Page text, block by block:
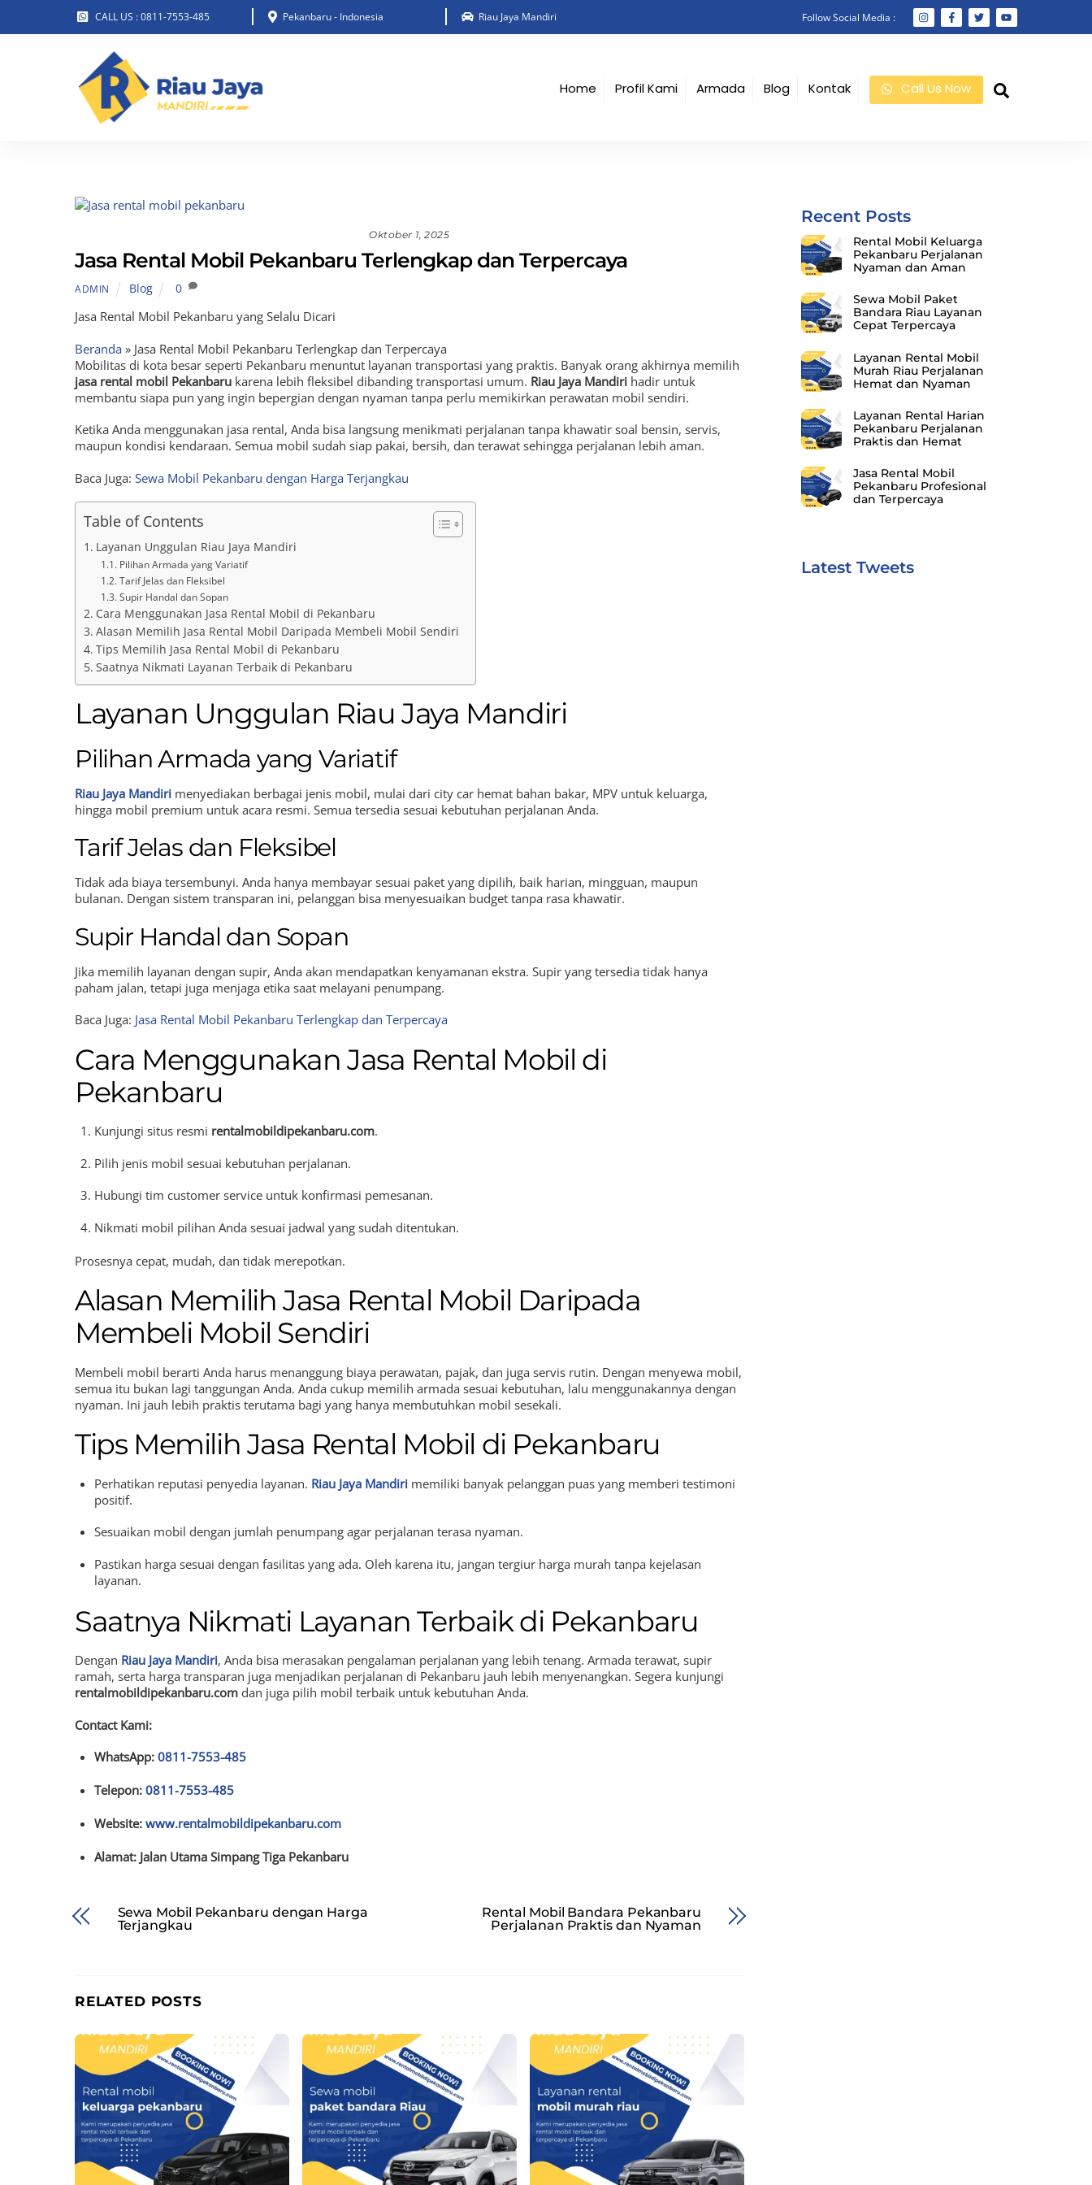
CALL US : 0811-7553-485 Pekanbaru - Indonesia Riau Jaya Mandiri Follow Social Media :
Home Profil Kami Armada Blog Kontak Call Us Now
Oktober 1, 2025
Jasa Rental Mobil Pekanbaru Terlengkap dan Terpercaya
ADMIN Blog 0
Jasa Rental Mobil Pekanbaru yang Selalu Dicari
Beranda » Jasa Rental Mobil Pekanbaru Terlengkap dan Terpercaya
Mobilitas di kota besar seperti Pekanbaru menuntut layanan transportasi yang praktis. Banyak orang akhirnya memilih
jasa rental mobil Pekanbaru karena lebih fleksibel dibanding transportasi umum. Riau Jaya Mandiri hadir untuk
membantu siapa pun yang ingin bepergian dengan nyaman tanpa perlu memikirkan perawatan mobil sendiri.
Ketika Anda menggunakan jasa rental, Anda bisa langsung menikmati perjalanan tanpa khawatir soal bensin, servis,
maupun kondisi kendaraan. Semua mobil sudah siap pakai, bersih, dan terawat sehingga perjalanan lebih aman.
Baca Juga: Sewa Mobil Pekanbaru dengan Harga Terjangkau
Table of Contents
Layanan Unggulan Riau Jaya Mandiri
Pilihan Armada yang Variatif
Tarif Jelas dan Fleksibel
Supir Handal dan Sopan
Cara Menggunakan Jasa Rental Mobil di Pekanbaru
Alasan Memilih Jasa Rental Mobil Daripada Membeli Mobil Sendiri
Tips Memilih Jasa Rental Mobil di Pekanbaru
Saatnya Nikmati Layanan Terbaik di Pekanbaru
Layanan Unggulan Riau Jaya Mandiri
Pilihan Armada yang Variatif
Riau Jaya Mandiri menyediakan berbagai jenis mobil, mulai dari city car hemat bahan bakar, MPV untuk keluarga,
hingga mobil premium untuk acara resmi. Semua tersedia sesuai kebutuhan perjalanan Anda.
Tarif Jelas dan Fleksibel
Tidak ada biaya tersembunyi. Anda hanya membayar sesuai paket yang dipilih, baik harian, mingguan, maupun
bulanan. Dengan sistem transparan ini, pelanggan bisa menyesuaikan budget tanpa rasa khawatir.
Supir Handal dan Sopan
Jika memilih layanan dengan supir, Anda akan mendapatkan kenyamanan ekstra. Supir yang tersedia tidak hanya
paham jalan, tetapi juga menjaga etika saat melayani penumpang.
Baca Juga: Jasa Rental Mobil Pekanbaru Terlengkap dan Terpercaya
Cara Menggunakan Jasa Rental Mobil di
Pekanbaru
Kunjungi situs resmi rentalmobildipekanbaru.com.
Pilih jenis mobil sesuai kebutuhan perjalanan.
Hubungi tim customer service untuk konfirmasi pemesanan.
Nikmati mobil pilihan Anda sesuai jadwal yang sudah ditentukan.
Prosesnya cepat, mudah, dan tidak merepotkan.
Alasan Memilih Jasa Rental Mobil Daripada
Membeli Mobil Sendiri
Membeli mobil berarti Anda harus menanggung biaya perawatan, pajak, dan juga servis rutin. Dengan menyewa mobil,
semua itu bukan lagi tanggungan Anda. Anda cukup memilih armada sesuai kebutuhan, lalu menggunakannya dengan
nyaman. Ini jauh lebih praktis terutama bagi yang hanya membutuhkan mobil sesekali.
Tips Memilih Jasa Rental Mobil di Pekanbaru
Perhatikan reputasi penyedia layanan. Riau Jaya Mandiri memiliki banyak pelanggan puas yang memberi testimoni
positif.
Sesuaikan mobil dengan jumlah penumpang agar perjalanan terasa nyaman.
Pastikan harga sesuai dengan fasilitas yang ada. Oleh karena itu, jangan tergiur harga murah tanpa kejelasan
layanan.
Saatnya Nikmati Layanan Terbaik di Pekanbaru
Dengan Riau Jaya Mandiri, Anda bisa merasakan pengalaman perjalanan yang lebih tenang. Armada terawat, supir
ramah, serta harga transparan juga menjadikan perjalanan di Pekanbaru jauh lebih menyenangkan. Segera kunjungi
rentalmobildipekanbaru.com dan juga pilih mobil terbaik untuk kebutuhan Anda.
Contact Kami:
WhatsApp: 0811-7553-485
Telepon: 0811-7553-485
Website: www.rentalmobildipekanbaru.com
Alamat: Jalan Utama Simpang Tiga Pekanbaru
Sewa Mobil Pekanbaru dengan Harga
Terjangkau
Rental Mobil Bandara Pekanbaru
Perjalanan Praktis dan Nyaman
RELATED POSTS
Recent Posts
Rental Mobil Keluarga
Pekanbaru Perjalanan
Nyaman dan Aman
Sewa Mobil Paket
Bandara Riau Layanan
Cepat Terpercaya
Layanan Rental Mobil
Murah Riau Perjalanan
Hemat dan Nyaman
Layanan Rental Harian
Pekanbaru Perjalanan
Praktis dan Hemat
Jasa Rental Mobil
Pekanbaru Profesional
dan Terpercaya
Latest Tweets